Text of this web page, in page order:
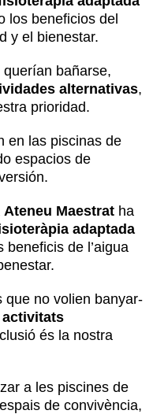
Noticias
los beneficios del
y el bienestar.
bañarse,
alternativas,
prioridad.
en las piscinas de
espacios de
Ateneu Maestratha
adaptada
beneficis de l’aigua
que no volien banyar-
activitats
és la nostra
a les piscines de
de convivència,